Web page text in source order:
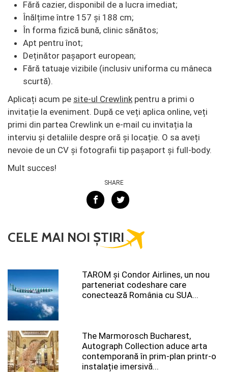
Fără cazier, disponibil de a lucra imediat;
Înălțime între 157 și 188 cm;
În forma fizică bună, clinic sănătos;
Apt pentru înot;
Deținător pașaport european;
Fără tatuaje vizibile (inclusiv uniforma cu mâneca
scurtă).
Aplicați acum pe site-ul Crewlink pentru a primi o
invitație la eveniment. După ce veți aplica online, veți
primi din partea Crewlink un e-mail cu invitația la
interviu și detaliile despre oră și locație. O sa aveți
nevoie de un CV și fotografii tip pașaport și full-body.
Mult succes!
SHARE
CELE MAI NOI ȘTIRI
TAROM şi Condor Airlines, un nou
parteneriat codeshare care
conectează România cu SUA...
The Marmorosch Bucharest,
Autograph Collection aduce arta
contemporană în prim-plan printr-o
instalație imersivă...